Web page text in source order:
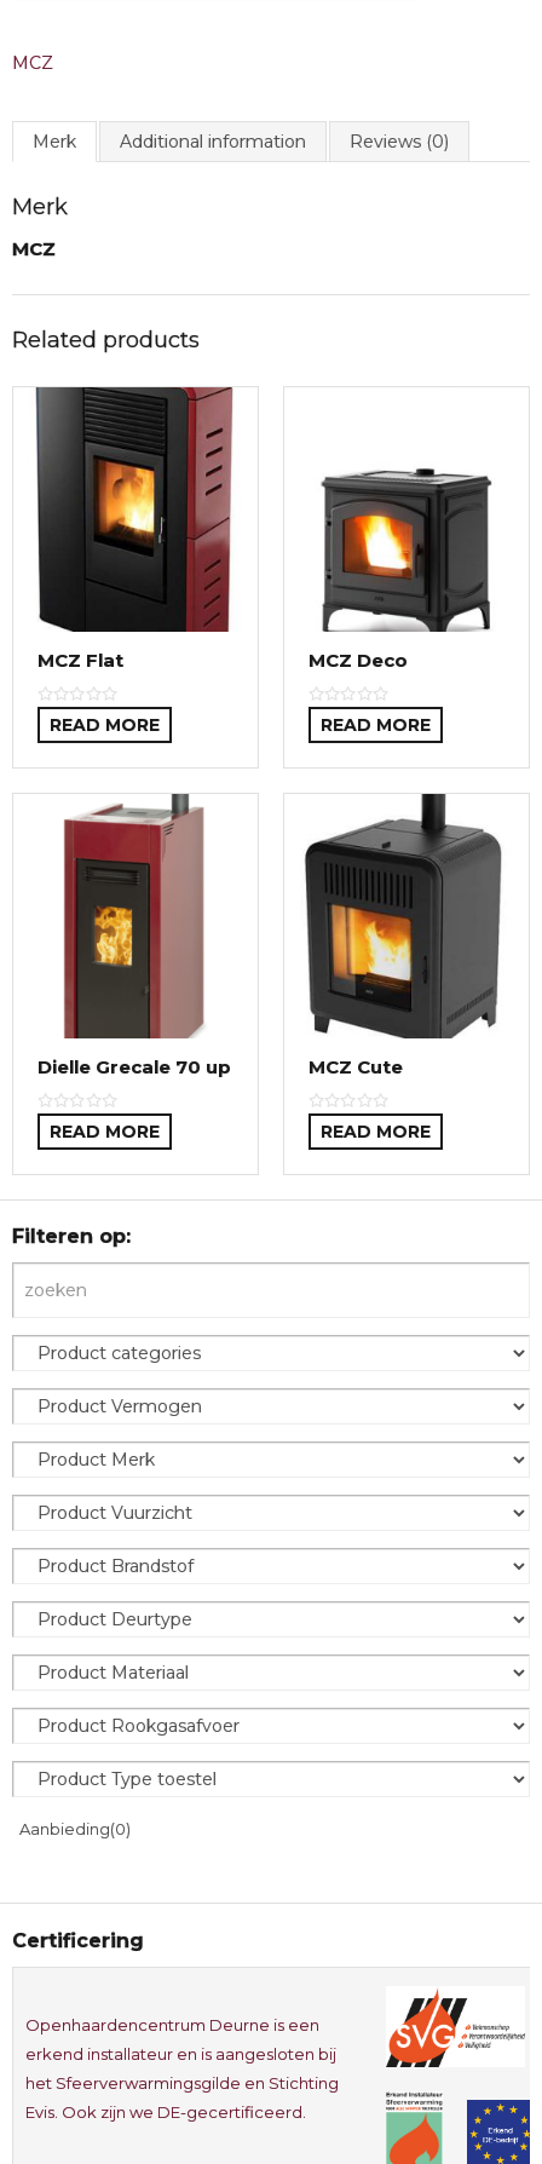
MCZ
Merk Additional information Reviews (0)
Merk
MCZ
Related products
MCZ Flat
READ MORE
MCZ Deco
READ MORE
Dielle Grecale 70 up
READ MORE
MCZ Cute
READ MORE
Filteren op:
Aanbieding(0)
Certificering
Openhaardencentrum Deurne is een
erkend installateur en is aangesloten bij
het Sfeerverwarmingsgilde en Stichting
Evis. Ook zijn we DE-gecertificeerd.